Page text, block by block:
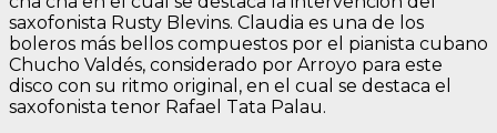
saxofonista Rusty Blevins. Claudia es una de los
boleros más bellos compuestos por el pianista cubano
Chucho Valdés, considerado por Arroyo para este
disco con su ritmo original, en el cual se destaca el
saxofonista tenor Rafael Tata Palau.